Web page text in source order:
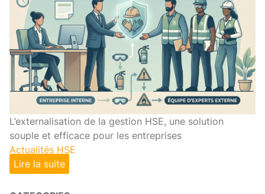
L’externalisation de la gestion HSE, une solution
souple et efficace pour les entreprises
Actualités HSE
Lire la suite